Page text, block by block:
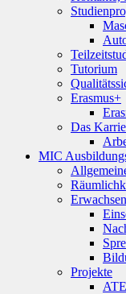
Tutorium
Erasmus+
Das
MIC
Projekte